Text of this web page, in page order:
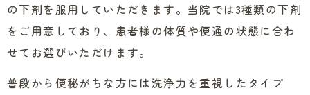
の下剤を服用していただきます。当院では3種類の下剤
をご用意しており、患者様の体質や便通の状態に合わ
せてお選びいただけます。
普段から便秘がちな方には洗浄力を重視したタイプ